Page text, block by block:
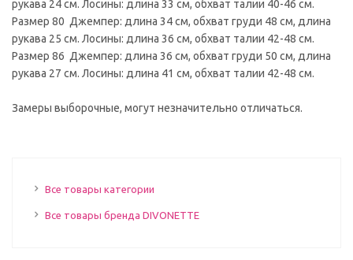
рукава 24 см. Лосины: длина 33 см, обхват талии 40-46 см.
Размер 80 Джемпер: длина 34 см, обхват груди 48 см, длина
рукава 25 см. Лосины: длина 36 см, обхват талии 42-48 см.
Размер 86 Джемпер: длина 36 см, обхват груди 50 см, длина
рукава 27 см. Лосины: длина 41 см, обхват талии 42-48 см.
Замеры выборочные, могут незначительно отличаться.
Все товары категории
Все товары бренда DIVONETTE